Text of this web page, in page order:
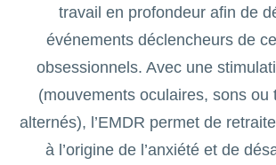
travail en profondeur afin de
événements déclencheurs de
obsessionnels. Avec une
(mouvements oculaires, sons ou
alternés), l’EMDR permet de
à l’origine de l’anxiété et de